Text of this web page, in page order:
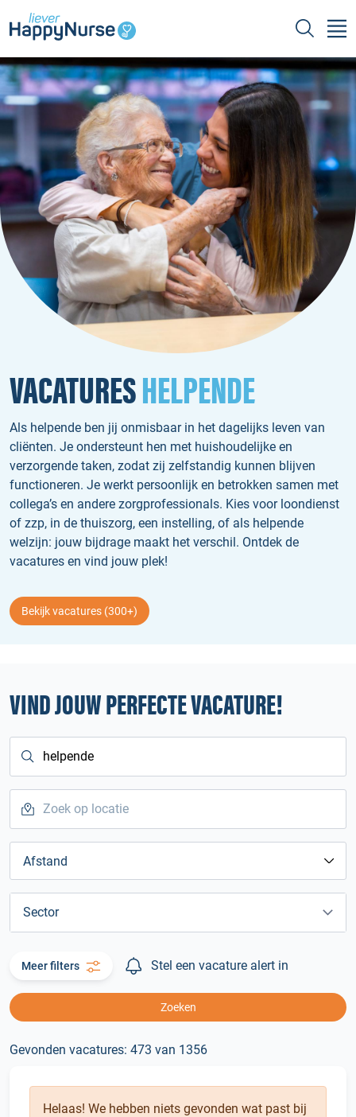
VACATURESHELPENDE
Als helpende ben jij onmisbaar in het dagelijks leven van
cliënten. Je ondersteunt hen met huishoudelijke en
verzorgende taken, zodat zij zelfstandig kunnen blijven
functioneren. Je werkt persoonlijk en betrokken samen met
collega’s en andere zorgprofessionals. Kies voor loondienst
of zzp, in de thuiszorg, een instelling, of als helpende
welzijn: jouw bijdrage maakt het verschil. Ontdek de
vacatures en vind jouw plek!
Bekijk vacatures (300+)
VIND JOUW PERFECTE VACATURE!
Afstand
Sector
Meer filters Stel een vacature alert in
Zoeken
Gevonden vacatures: 473 van 1356
Helaas! We hebben niets gevonden wat past bij